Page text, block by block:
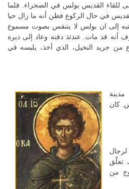
للقاء القديس بولس في الصحراء. فلما
في حال الركوع فظن أنه ما زال حيا
إلى ان بولس لا يتنفس بصوت مسموع
أنه قد مات. عندئذ دفنه وعاد إلى ديره
من جريد النخيل، الذي أخذ، يلبسه في
كان
لرجال
تعلّق
من